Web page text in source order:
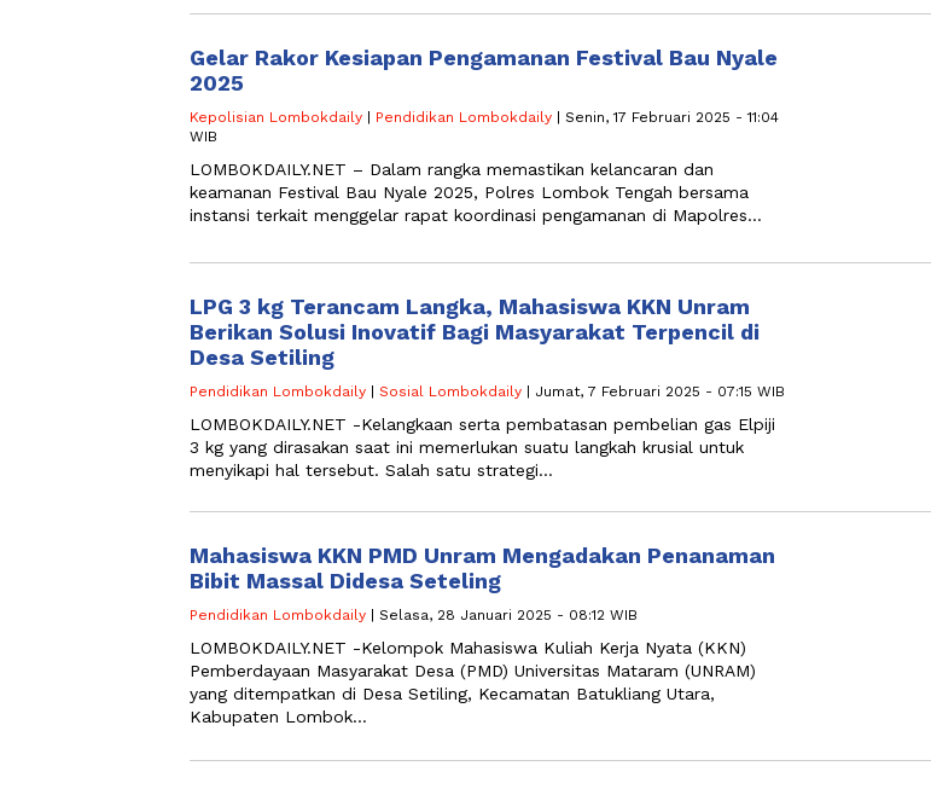
Gelar Rakor Kesiapan Pengamanan Festival Bau Nyale
2025
Kepolisian Lombokdaily | Pendidikan Lombokdaily | Senin, 17 Februari 2025 - 11:04
WIB
LOMBOKDAILY.NET – Dalam rangka memastikan kelancaran dan
keamanan Festival Bau Nyale 2025, Polres Lombok Tengah bersama
instansi terkait menggelar rapat koordinasi pengamanan di Mapolres…
LPG 3 kg Terancam Langka, Mahasiswa KKN Unram
Berikan Solusi Inovatif Bagi Masyarakat Terpencil di
Desa Setiling
Pendidikan Lombokdaily | Sosial Lombokdaily | Jumat, 7 Februari 2025 - 07:15 WIB
LOMBOKDAILY.NET -Kelangkaan serta pembatasan pembelian gas Elpiji
3 kg yang dirasakan saat ini memerlukan suatu langkah krusial untuk
menyikapi hal tersebut. Salah satu strategi…
Mahasiswa KKN PMD Unram Mengadakan Penanaman
Bibit Massal Didesa Seteling
Pendidikan Lombokdaily | Selasa, 28 Januari 2025 - 08:12 WIB
LOMBOKDAILY.NET -Kelompok Mahasiswa Kuliah Kerja Nyata (KKN)
Pemberdayaan Masyarakat Desa (PMD) Universitas Mataram (UNRAM)
yang ditempatkan di Desa Setiling, Kecamatan Batukliang Utara,
Kabupaten Lombok…